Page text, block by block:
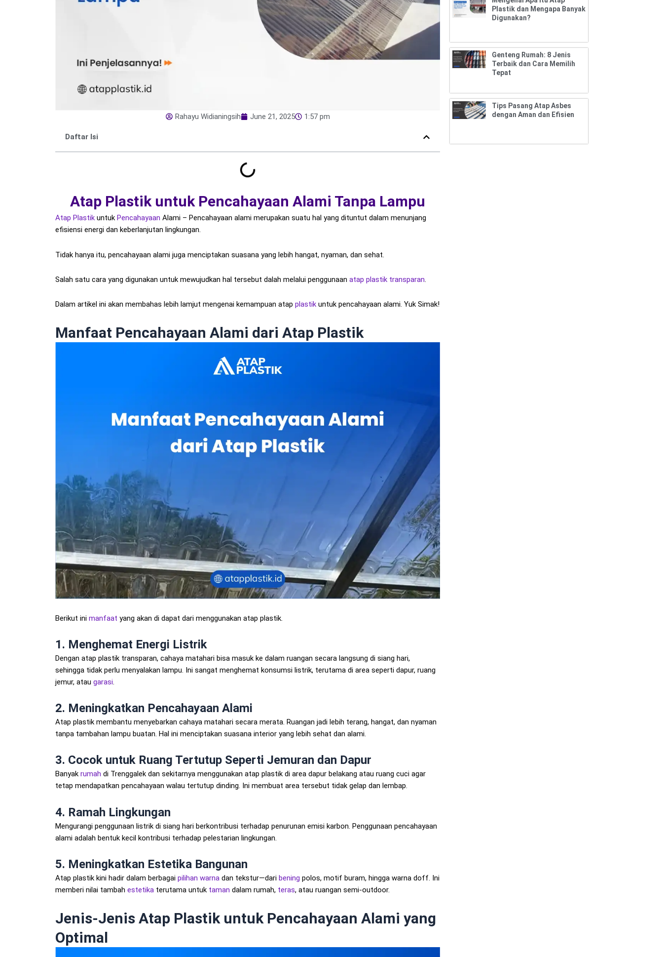
Rahayu Widianingsih June 21, 2025 1:57 pm
Daftar Isi
Atap Plastik untuk Pencahayaan Alami Tanpa Lampu
Atap Plastik untuk Pencahayaan Alami – Pencahayaan alami merupakan suatu hal yang dituntut dalam menunjang
efisiensi energi dan keberlanjutan lingkungan.
Tidak hanya itu, pencahayaan alami juga menciptakan suasana yang lebih hangat, nyaman, dan sehat.
Salah satu cara yang digunakan untuk mewujudkan hal tersebut dalah melalui penggunaan atap plastik transparan.
Dalam artikel ini akan membahas lebih lamjut mengenai kemampuan atap plastik untuk pencahayaan alami. Yuk Simak!
Manfaat Pencahayaan Alami dari Atap Plastik
Berikut ini manfaat yang akan di dapat dari menggunakan atap plastik.
1. Menghemat Energi Listrik
Dengan atap plastik transparan, cahaya matahari bisa masuk ke dalam ruangan secara langsung di siang hari,
sehingga tidak perlu menyalakan lampu. Ini sangat menghemat konsumsi listrik, terutama di area seperti dapur, ruang
jemur, atau garasi.
2. Meningkatkan Pencahayaan Alami
Atap plastik membantu menyebarkan cahaya matahari secara merata. Ruangan jadi lebih terang, hangat, dan nyaman
tanpa tambahan lampu buatan. Hal ini menciptakan suasana interior yang lebih sehat dan alami.
3. Cocok untuk Ruang Tertutup Seperti Jemuran dan Dapur
Banyak rumah di Trenggalek dan sekitarnya menggunakan atap plastik di area dapur belakang atau ruang cuci agar
tetap mendapatkan pencahayaan walau tertutup dinding. Ini membuat area tersebut tidak gelap dan lembap.
4. Ramah Lingkungan
Mengurangi penggunaan listrik di siang hari berkontribusi terhadap penurunan emisi karbon. Penggunaan pencahayaan
alami adalah bentuk kecil kontribusi terhadap pelestarian lingkungan.
5. Meningkatkan Estetika Bangunan
Atap plastik kini hadir dalam berbagai pilihan warna dan tekstur—dari bening polos, motif buram, hingga warna doff. Ini
memberi nilai tambah estetika terutama untuk taman dalam rumah, teras, atau ruangan semi-outdoor.
Jenis-Jenis Atap Plastik untuk Pencahayaan Alami yang
Optimal
Plastik dan Mengapa Banyak
Digunakan?
Genteng Rumah: 8 Jenis
Terbaik dan Cara Memilih
Tepat
Tips Pasang Atap Asbes
dengan Aman dan Efisien